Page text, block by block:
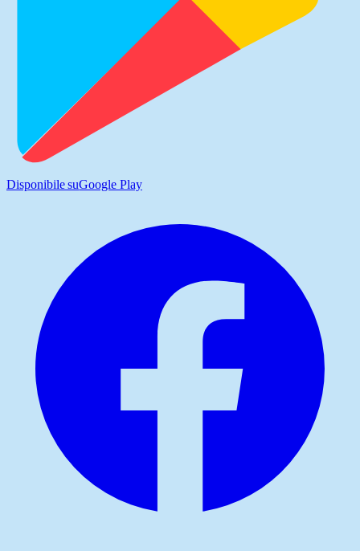
Disponibile suGoogle Play